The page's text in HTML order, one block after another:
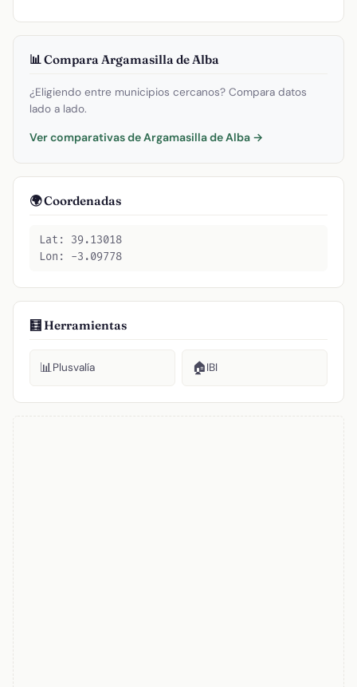
📊 Compara Argamasilla de Alba
¿Eligiendo entre municipios cercanos? Compara datos
lado a lado.
Ver comparativas de Argamasilla de Alba →
🌍 Coordenadas
Lat: 39.13018
Lon: -3.09778
🧮 Herramientas
📊Plusvalía 🏠IBI